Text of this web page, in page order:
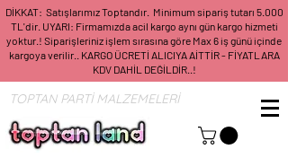
DİKKAT: Satışlarımız Toptandır. Minimum sipariş tutarı 5.000
TL'dir. UYARI: Firmamızda acil kargo aynı gün kargo hizmeti
yoktur.! Siparişleriniz işlem sırasına göre Max 6 iş günü içinde
kargoya verilir.. KARGO ÜCRETİ ALICIYA AİTTİR - FİYATLARA
KDV DAHİL DEĞİLDİR..!
TOPTAN PARTİ MALZEMELERİ